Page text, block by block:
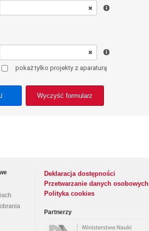
pokaż tylko projekty z aparaturą
Wyczyść formularz
Deklaracja dostępności
Przetwarzanie danych osobowych
Polityka cookies
Partnerzy